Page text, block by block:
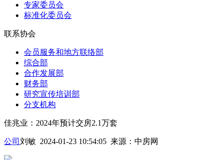
专家委员会
标准化委员会
联系协会
会员服务和地方联络部
综合部
合作发展部
财务部
研究宣传培训部
分支机构
佳兆业：2024年预计交房2.1万套
公司 刘敏 2024-01-23 10:54:05 来源： 中房网